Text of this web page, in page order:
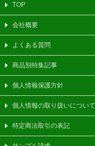
TOP
会社概要
よくある質問
商品別特集記事
個人情報保護方針
個人情報の取り扱いについて
特定商法取引の表記